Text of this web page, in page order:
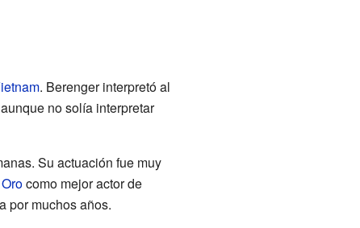
. Berenger interpretó al
no solía interpretar
Su actuación fue muy
como mejor actor de
por muchos años.